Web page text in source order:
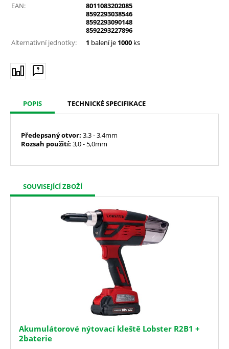
EAN:
8011083202085
8592293038546
8592293090148
8592293227896
Alternativní jednotky:
1 balení je 1000 ks
POPIS TECHNICKÉ SPECIFIKACE
Předepsanýotvor: 3,3 - 3,4mm
Rozsah použití: 3,0 - 5,0mm
SOUVISEJÍCÍ ZBOŽÍ
Akumulátorové nýtovací kleště Lobster R2B1 +
2baterie